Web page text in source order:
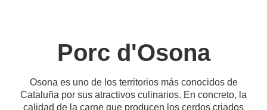
Porc d'Osona
Osona es uno de los territorios más conocidos de
Cataluña por sus atractivos culinarios. En concreto, la
calidad de la carne que producen los cerdos criados